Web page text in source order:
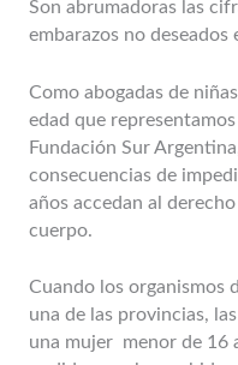
Son abrumadoras las
embarazos no deseados
Como abogadas de
edad que
Fundación Sur
consecuencias de
años accedan al
cuerpo.
Cuando los organismos
una de las provincias,
una mujer menor de 16